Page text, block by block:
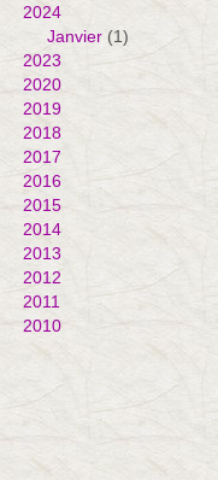
2024
Janvier (1)
2023
2020
2019
2018
2017
2016
2015
2014
2013
2012
2011
2010